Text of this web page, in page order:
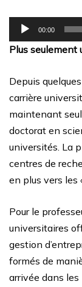
Lecteur
audio
00:00
Plus seulement
Depuis
carrière
maintenant
doctorat en
universités. La
centres de
en plus vers les
Pour le
universitaires
gestion
formés de
arrivée dans les